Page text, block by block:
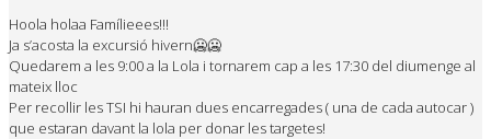
Hoola holaa Famílieees!!!
Ja s’acosta la excursió hivern🥶🥶
Quedarem a les 9:00 a la Lola i tornarem cap a les 17:30 del diumenge al
mateix lloc
Per recollir les TSI hi hauran dues encarregades ( una de cada autocar )
que estaran davant la lola per donar les targetes!